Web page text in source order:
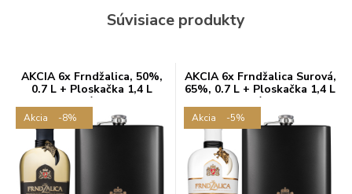
Súvisiace produkty
AKCIA 6x Frndžalica, 50%,
0.7 L + Ploskačka 1,4 L
grátis
Akcia -8%
AKCIA 6x Frndžalica Surová,
65%, 0.7 L + Ploskačka 1,4 L
grátis
Akcia -5%